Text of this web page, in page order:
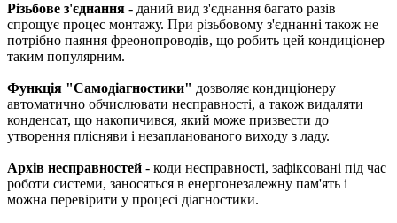
Різьбове з'єднання - даний вид з'єднання багато разів
спрощує процес монтажу. При різьбовому з'єднанні також не
потрібно паяння фреонопроводів, що робить цей кондиціонер
таким популярним.
Функція "Самодіагностики" дозволяє кондиціонеру
автоматично обчислювати несправності, а також видаляти
конденсат, що накопичився, який може призвести до
утворення плісняви і незапланованого виходу з ладу.
Архів несправностей - коди несправності, зафіксовані під час
роботи системи, заносяться в енергонезалежну пам'ять і
можна перевірити у процесі діагностики.